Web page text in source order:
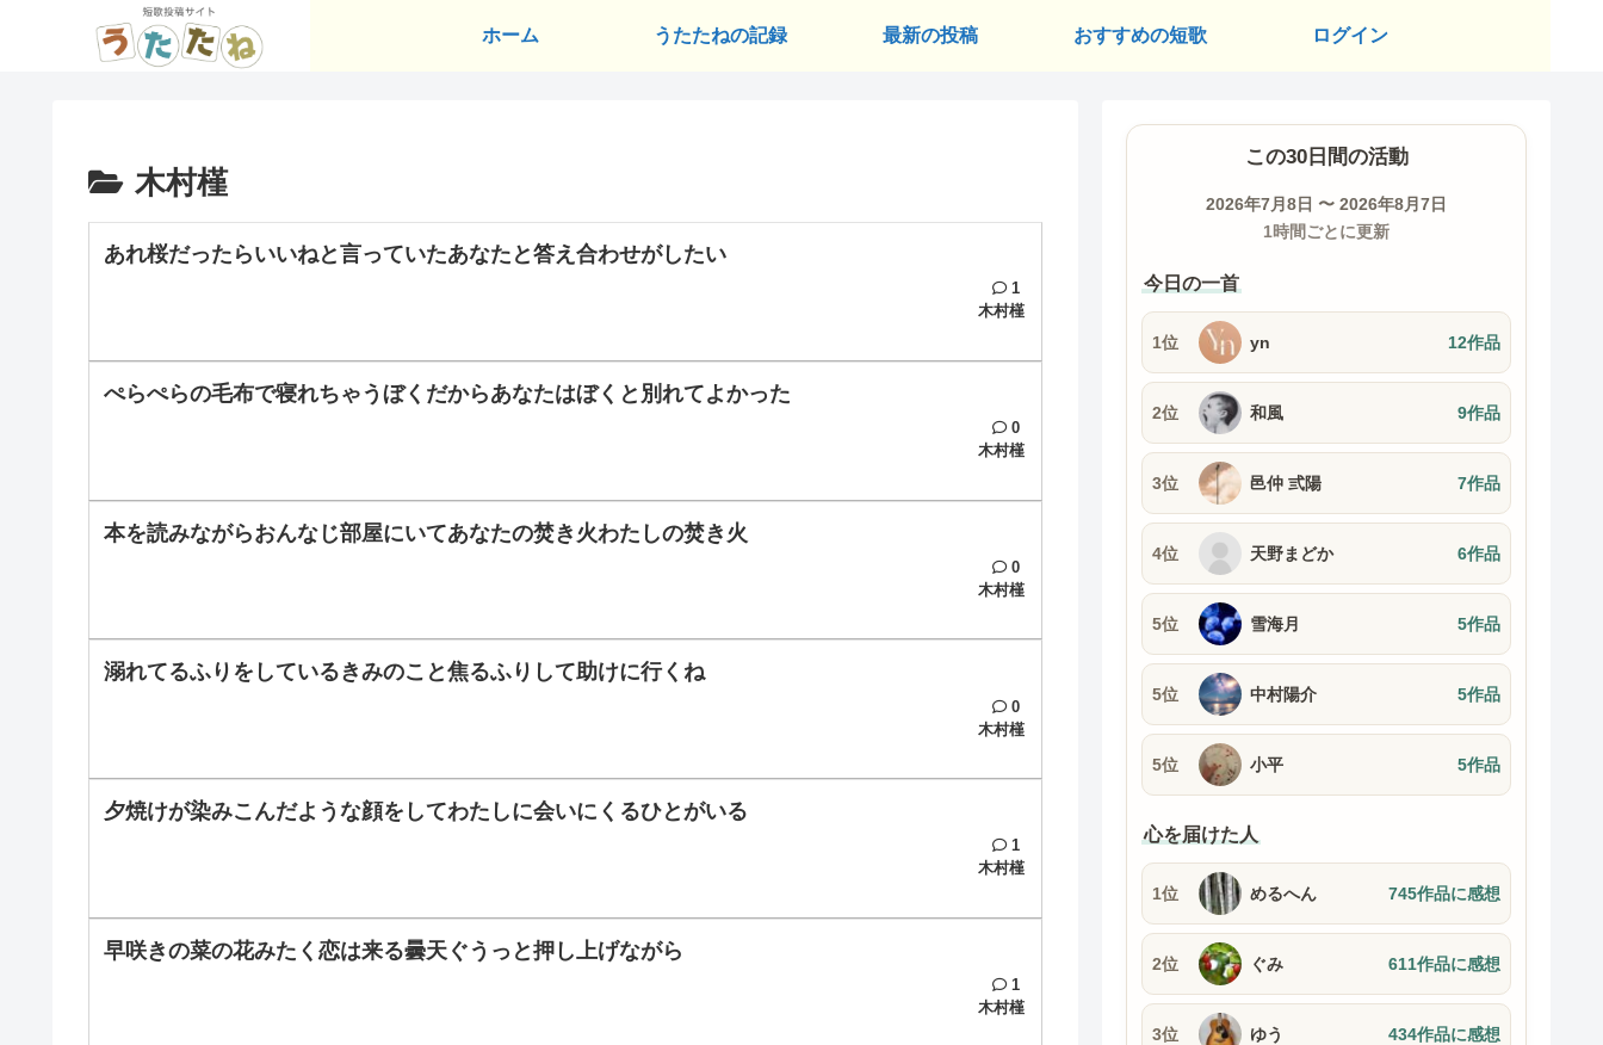
ホーム うたたねの記録 最新の投稿 おすすめの短歌 ログイン
木村槿
あれ桜だったらいいねと言っていたあなたと答え合わせがしたい
1
木村槿
ぺらぺらの毛布で寝れちゃうぼくだからあなたはぼくと別れてよかった
0
木村槿
本を読みながらおんなじ部屋にいてあなたの焚き火わたしの焚き火
0
木村槿
溺れてるふりをしているきみのこと焦るふりして助けに行くね
0
木村槿
夕焼けが染みこんだような顔をしてわたしに会いにくるひとがいる
1
木村槿
早咲きの菜の花みたく恋は来る曇天ぐうっと押し上げながら
1
木村槿
この30日間の活動
2026年7月8日 〜 2026年8月7日
1時間ごとに更新
今日の一首
1位 yn 12作品
2位 和風 9作品
3位 邑仲 弎陽 7作品
4位 天野まどか 6作品
5位 雪海月 5作品
5位 中村陽介 5作品
5位 小平 5作品
心を届けた人
1位 めるへん 745作品に感想
2位 ぐみ 611作品に感想
3位 ゆう 434作品に感想